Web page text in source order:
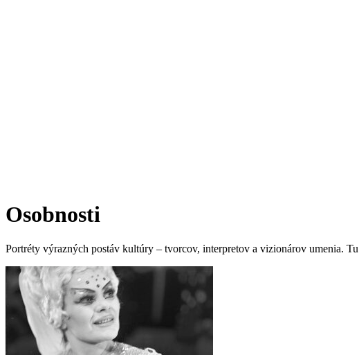
Osobnosti
Portréty výrazných postáv kultúry – tvorcov, interpretov a vizionárov umenia.